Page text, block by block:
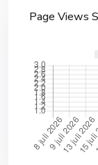
Page Views